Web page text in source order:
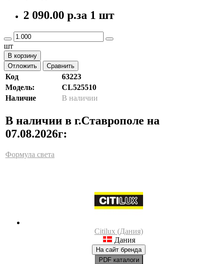
2 090.00 р.за 1 шт
шт
В корзину
Отложить
Сравнить
Код
63223
Модель:
CL525510
Наличие
В наличии
В наличии в г.Ставрополе на
07.08.2026г:
Формула света
Citilux (Дания)
Дания
На сайт бренда
PDF каталоги